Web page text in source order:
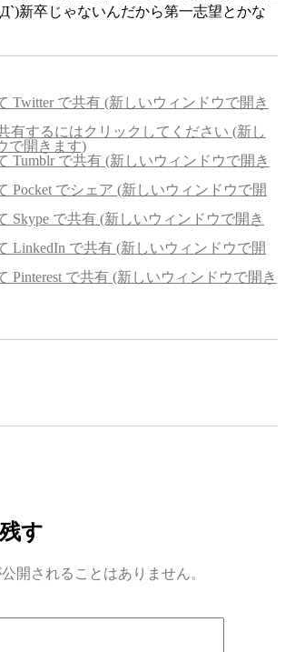
新卒じゃないんだから第一志望とかな
Twitter で共有 (新しいウィンドウで開き
有するにはクリックしてください (新し
で開きます)
Tumblr で共有 (新しいウィンドウで開き
Pocket でシェア (新しいウィンドウで開
Skype で共有 (新しいウィンドウで開き
LinkedIn で共有 (新しいウィンドウで開
Pinterest で共有 (新しいウィンドウで開き
す
開されることはありません。